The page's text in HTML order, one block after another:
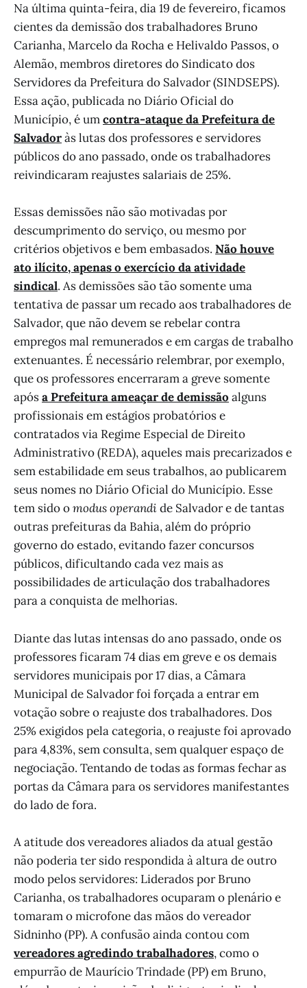
Na última quinta-feira, dia 19 de fevereiro, ficamos
cientes da demissão dos trabalhadores Bruno
Carianha, Marcelo da Rocha e Helivaldo Passos, o
Alemão, membros diretores do Sindicato dos
Servidores da Prefeitura do Salvador (SINDSEPS).
Essa ação, publicada no Diário Oficial do
Município, é umcontra-ataque da Prefeitura de
Salvadoràs lutas dos professores e servidores
públicos do ano passado, onde os trabalhadores
reivindicaram reajustes salariais de 25%.
Essas demissões não são motivadas por
descumprimento do serviço, ou mesmo por
critérios objetivos e bem embasados. Não houve
ato ilícito, apenas o exercício da atividade
sindical. As demissões são tão somente uma
tentativa de passar um recado aos trabalhadores de
Salvador, que não devem se rebelar contra
empregos mal remunerados e em cargas de trabalho
extenuantes. É necessário relembrar, por exemplo,
que os professores encerraram a greve somente
apósa Prefeitura ameaçar de demissão alguns
profissionais em estágios probatórios e
contratados via Regime Especial de Direito
Administrativo (REDA), aqueles mais precarizados e
sem estabilidade em seus trabalhos, ao publicarem
seus nomes no Diário Oficial do Município. Esse
tem sido omodus operandi de Salvador e de tantas
outras prefeituras da Bahia, além do próprio
governo do estado, evitando fazer concursos
públicos, dificultando cada vez mais as
possibilidades de articulação dos trabalhadores
para a conquista de melhorias.
Diante das lutas intensas do ano passado, onde os
professores ficaram 74 dias em greve e os demais
servidores municipais por 17 dias, a Câmara
Municipal de Salvador foi forçada a entrar em
votação sobre o reajuste dos trabalhadores. Dos
25% exigidos pela categoria, o reajuste foi aprovado
para 4,83%, sem consulta, sem qualquer espaço de
negociação. Tentando de todas as formas fechar as
portas da Câmara para os servidores manifestantes
do lado de fora.
A atitude dos vereadores aliados da atual gestão
não poderia ter sido respondida à altura de outro
modo pelos servidores: Liderados por Bruno
Carianha, os trabalhadores ocuparam o plenário e
tomaram o microfone das mãos do vereador
Sidninho (PP). A confusão ainda contou com
vereadores agredindo trabalhadores, como o
empurrão de Maurício Trindade (PP) em Bruno,